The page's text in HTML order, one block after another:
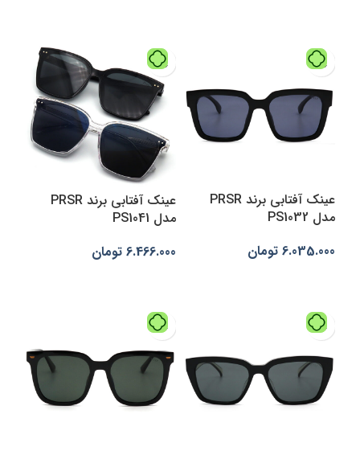
عینک آفتابی برند PRSR
مدل PS1032
6.035.000 تومان
عینک آفتابی برند PRSR
مدل PS1041
6.466.000 تومان